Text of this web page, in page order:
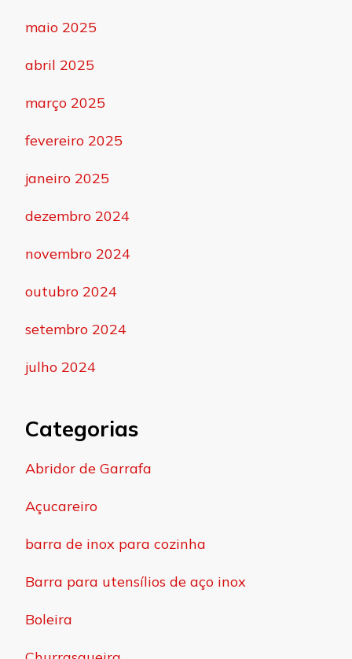
maio 2025
abril 2025
março 2025
fevereiro 2025
janeiro 2025
dezembro 2024
novembro 2024
outubro 2024
setembro 2024
julho 2024
Categorias
Abridor de Garrafa
Açucareiro
barra de inox para cozinha
Barra para utensílios de aço inox
Boleira